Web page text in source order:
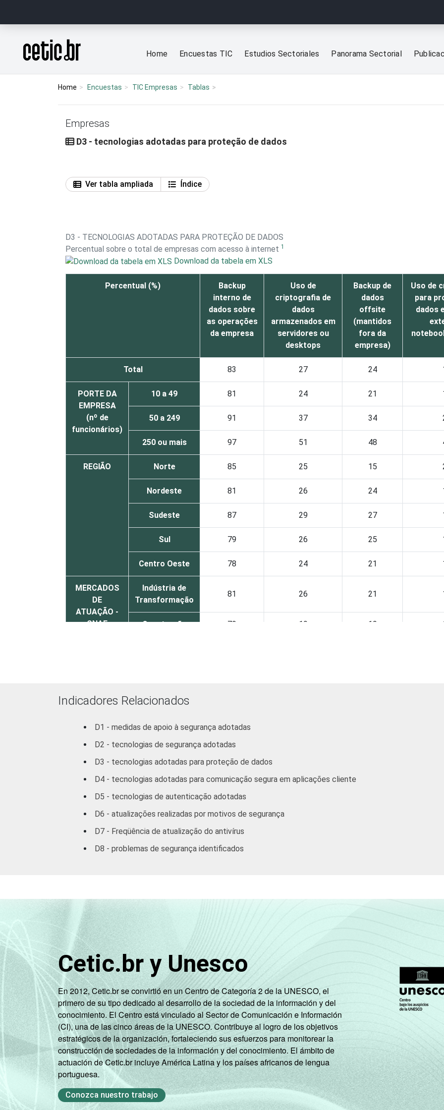
Página inicial
Home Encuestas TIC Estudios Sectoriales Panorama Sectorial
Home Encuestas TIC Empresas Tablas
Empresas
D3 - tecnologias adotadas para proteção de dados
Ver tabla ampliada
Índice
D3 - TECNOLOGIAS ADOTADAS PARA PROTEÇÃO DE DADOS
Percentual sobre o total de empresas com acesso à internet 1
Download da tabela em XLS
Percentual (%)
Backup
interno de
dados sobre
as operações
da empresa
Uso de
criptografia de
dados
armazenados em
servidores ou
desktops
Backup de
dados
offsite
(mantidos
fora da
empresa)
Uso de
para
dados
Total 83 27 24
PORTE DA
EMPRESA
(nº de
funcionários)
10 a 49 81 24 21
50 a 249 91 37 34
250 ou mais 97 51 48
REGIÃO Norte 85 25 15
Nordeste 81 26 24
Sudeste 87 29 27
Sul 79 26 25
Centro Oeste 78 24 21
MERCADOS
DE
ATUAÇÃO -
CNAE
Indústria de
Transformação
81 26 21
Construção 79 19 19
objetos
pessoais
Transporte,
e
Comunicações
90
imobiliárias,
aluguéis e
prestados às
88
Base: 2.110 empresas, com acesso à internet, com 10 ou mais funcionários, que constituem os
A categoria "Outros" reúne os segmentos H - Alojamento e Alimentação e O - Outros Serviços
Limpeza Urbana e Esgoto e Atividades Relacionadas e 91 - Atividades Associativas).
Veja a tabela deerros estatísticos aproximados
para cada variável este indicador.
Fonte: NIC.br - out/nov 2007
Indicadores Relacionados
D1 - medidas de apoio à segurança adotadas
D2 - tecnologias de segurança adotadas
D3 - tecnologias adotadas para proteção de dados
D4 - tecnologias adotadas para comunicação segura em aplicações cliente
D5 - tecnologias de autenticação adotadas
D6 - atualizações realizadas por motivos de segurança
D7 - Freqüência de atualização do antivírus
D8 - problemas de segurança identificados
Cetic.br y Unesco
En 2012, Cetic.br se convirtió en un Centro de Categoría 2 de la UNESCO, el
primero de su tipo dedicado al desarrollo de la sociedad de la información y del
conocimiento. El Centro está vinculado al Sector de Comunicación e Información
(CI), una de las cinco áreas de la UNESCO. Contribuye al logro de los objetivos
estratégicos de la organización, fortaleciendo sus esfuerzos para monitorear la
construcción de sociedades de la información y del conocimiento. El ámbito de
actuación de Cetic.br incluye América Latina y los países africanos de lengua
portuguesa.
Conozca nuestro trabajo